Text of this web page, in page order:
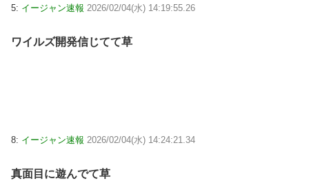
5: イージャン速報 2026/02/04(水) 14:19:55.26
ワイルズ開発信じてて草
8: イージャン速報 2026/02/04(水) 14:24:21.34
真面目に遊んでて草